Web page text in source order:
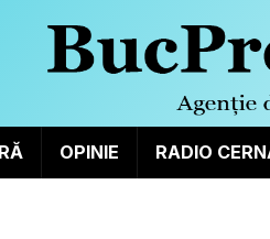
OPINIE RADIO